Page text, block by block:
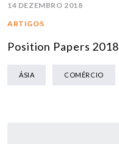
14 DEZEMBRO 2018
ARTIGOS
Position Papers 2018
ÁSIA COMÉRCIO